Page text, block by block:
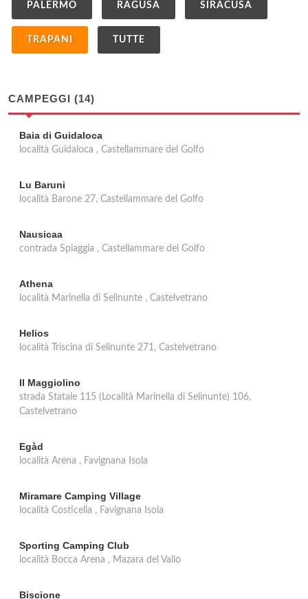
PALERMO RAGUSA SIRACUSA
TRAPANI TUTTE
CAMPEGGI (14)
Baia di Guidaloca
località Guidaloca , Castellammare del Golfo
Lu Baruni
località Barone 27, Castellammare del Golfo
Nausicaa
contrada Spiaggia , Castellammare del Golfo
Athena
località Marinella di Selinunte , Castelvetrano
Helios
località Triscina di Selinunte 271, Castelvetrano
Il Maggiolino
strada Statale 115 (Località Marinella di Selinunte) 106,
Castelvetrano
Egàd
località Arena , Favignana Isola
Miramare Camping Village
località Costicella , Favignana Isola
Sporting Camping Club
località Bocca Arena , Mazara del Vallo
Biscione